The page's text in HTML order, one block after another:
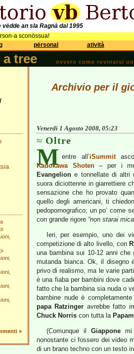
vëdde an sla Ragnà dal 1995
a sconòssua!
përsonal atività
a tree ovvero come rovinarsi
»
Archivio per il
Venerdì 1 Agosto 2008, 05:23
Oltre
M entre all’iSummit
Kadokawa Shoten– per i
Evangelion e tonnellate di
suora diciottenne in giarrettiere
sensazione che ho provato
quello degli americani, ti
pedopornografico; un po’ come
con grande rigore “non starai
Ieri, per esempio, uno dei
competizione di alto livello, con
una bambina sui 10-12 anni
mutanda bianca. Ok, il disegno
privo di realismo, ma le varie
è una fiaba per bambini dove
fatto che la bambina sia nuda o
bambine nude è
papa Ratzinger avrebbe fatto
Chuck Norris con tutta la
(Comunque ilGiappone mi
nonostante ci fossero dei video
di un brano techno con un testo